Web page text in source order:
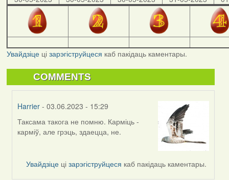
Увайдзіцеці зарэгіструйцеся каб пакідаць каментары.
COMMENTS
Harrier - 03.06.2023 - 15:29
In
reply
ZNR
Таксама такога не помню. Карміць -
карміў, але грэць, здаецца, не.
Увайдзіце цізарэгіструйцеся каб пакідаць каментары.